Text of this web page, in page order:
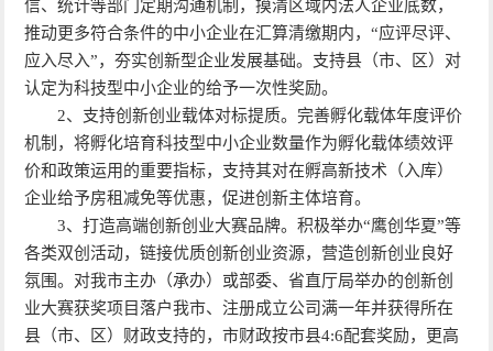
信、统计等部门定期沟通机制，摸清区域内法人企业底数，
推动更多符合条件的中小企业在汇算清缴期内，“应评尽评、
应入尽入”，夯实创新型企业发展基础。支持县（市、区）对
认定为科技型中小企业的给予一次性奖励。
2、支持创新创业载体对标提质。完善孵化载体年度评价
机制，将孵化培育科技型中小企业数量作为孵化载体绩效评
价和政策运用的重要指标，支持其对在孵高新技术（入库）
企业给予房租减免等优惠，促进创新主体培育。
3、打造高端创新创业大赛品牌。积极举办“鹰创华夏”等
各类双创活动，链接优质创新创业资源，营造创新创业良好
氛围。对我市主办（承办）或部委、省直厅局举办的创新创
业大赛获奖项目落户我市、注册成立公司满一年并获得所在
县（市、区）财政支持的，市财政按市县4:6配套奖励，更高